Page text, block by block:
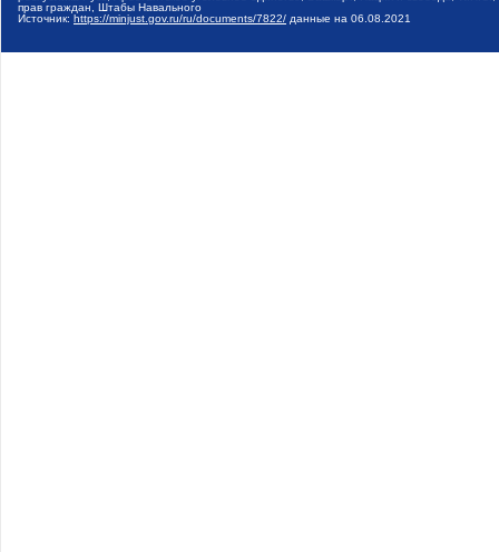
прав граждан, Штабы Навального
Источник: https://minjust.gov.ru/ru/documents/7822/ данные на 06.08.2021